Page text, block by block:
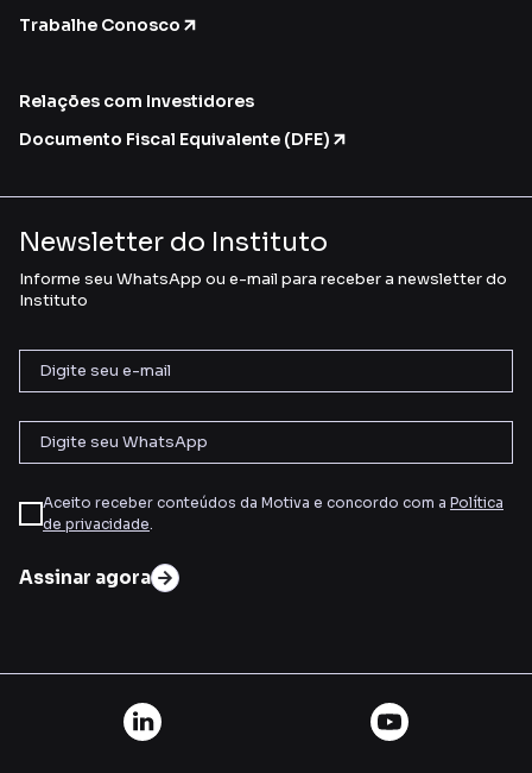
Trabalhe Conosco
Relações com Investidores
Documento Fiscal Equivalente (DFE)
Newsletter do Instituto
Informe seu WhatsApp ou e-mail para receber a newsletter do
Instituto
Aceito receber conteúdos da Motiva e concordo com a Política
de privacidade.
Assinar agora